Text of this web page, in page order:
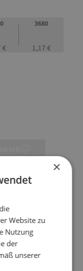
€
3680
1,17 €
Wert
bis 3 mm
×
Website zu
Nutzung
der
unserer